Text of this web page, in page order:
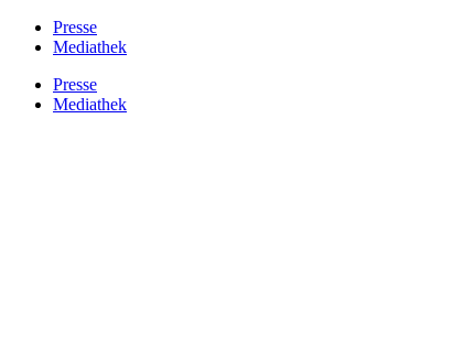
Presse
Mediathek
Presse
Mediathek